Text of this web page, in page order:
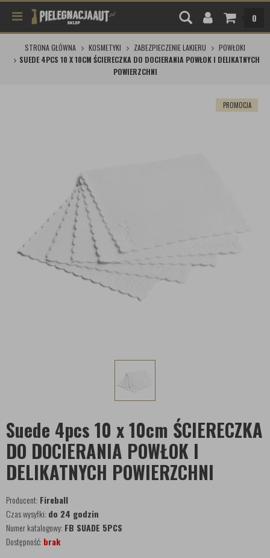
0
STRONA GŁÓWNA KOSMETYKI ZABEZPIECZENIE LAKIERU
POWŁOKI
SUEDE 4PCS 10 X 10CM ŚCIERECZKA DO DOCIERANIA POWŁOK I DELIKATNYCH
POWIERZCHNI
PROMOCJA
Suede 4pcs 10 x 10cm ŚCIERECZKA
DO DOCIERANIA POWŁOK I
DELIKATNYCH POWIERZCHNI
Producent: Fireball
Czas wysyłki: do 24 godzin
Numer katalogowy: FB SUADE 5PCS
Dostępność: brak